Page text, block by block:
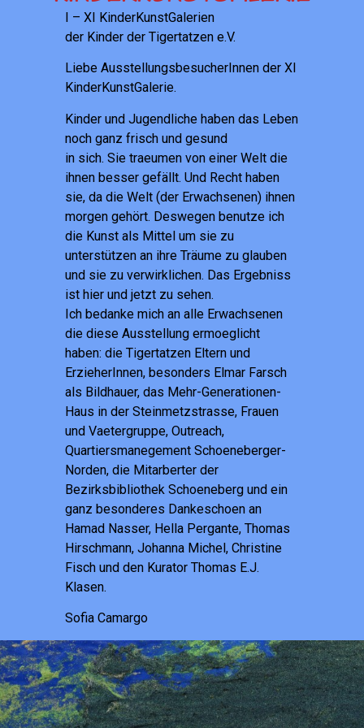
I – XI KinderKunstGalerien
der Kinder der Tigertatzen e.V.
Liebe AusstellungsbesucherInnen der XI
KinderKunstGalerie.
Kinder und Jugendliche haben das Leben
noch ganz frisch und gesund
in sich. Sie traeumen von einer Welt die
ihnen besser gefällt. Und Recht haben
sie, da die Welt (der Erwachsenen) ihnen
morgen gehört. Deswegen benutze ich
die Kunst als Mittel um sie zu
unterstützen an ihre Träume zu glauben
und sie zu verwirklichen. Das Ergebniss
ist hier und jetzt zu sehen.
Ich bedanke mich an alle Erwachsenen
die diese Ausstellung ermoeglicht
haben: die Tigertatzen Eltern und
ErzieherInnen, besonders Elmar Farsch
als Bildhauer, das Mehr-Generationen-
Haus in der Steinmetzstrasse, Frauen
und Vaetergruppe, Outreach,
Quartiersmanegement Schoeneberger-
Norden, die Mitarberter der
Bezirksbibliothek Schoeneberg und ein
ganz besonderes Dankeschoen an
Hamad Nasser, Hella Pergante, Thomas
Hirschmann, Johanna Michel, Christine
Fisch und den Kurator Thomas E.J.
Klasen.
Sofia Camargo